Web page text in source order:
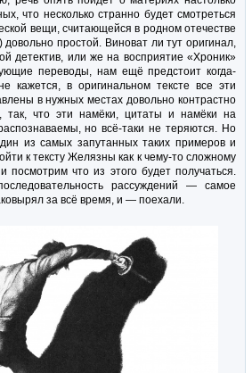
что несколько странно будет смотреться
вещи, считающейся в родном отечестве
довольно простой. Виноват ли тут оригинал,
детектив, или же на восприятие «Хроник»
переводы, нам ещё предстоит когда-
кажется, в оригинальном тексте все эти
в нужных местах довольно контрастно
так, что эти намёки, цитаты и намёки на
но всё-таки не теряются. Но
из самых запутанных таких примеров и
к тексту Желязны как к чему-то сложному
посмотрим что из этого будет получаться.
рассуждений — самое
за всё время, и — поехали.